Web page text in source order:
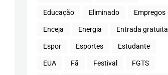
Educação Eliminado Empregos
Enceja Energia Entrada gratuita
Espor Esportes Estudante
EUA Fã Festival FGTS